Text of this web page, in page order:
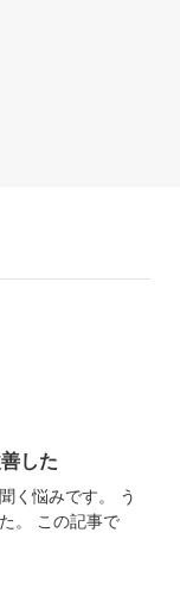
した
く悩みです。 う
。 この記事で